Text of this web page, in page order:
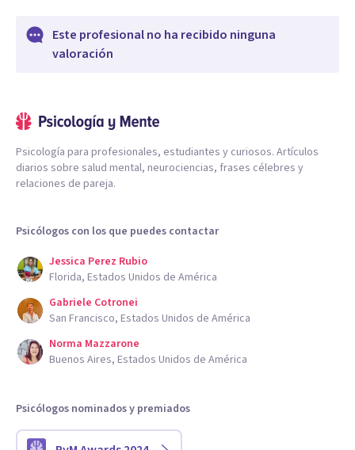
Este profesional no ha recibido ninguna
valoración
Psicología para profesionales, estudiantes y curiosos. Artículos
diarios sobre salud mental, neurociencias, frases célebres y
relaciones de pareja.
Psicólogos con los que puedes contactar
Jessica Perez Rubio
Florida, Estados Unidos de América
Gabriele Cotronei
San Francisco, Estados Unidos de América
Norma Mazzarone
Buenos Aires, Estados Unidos de América
Psicólogos nominados y premiados